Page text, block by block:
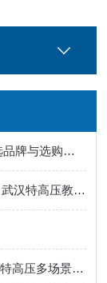
2026超低频高压发生器排行榜：全国优选品牌与选购全攻略
化工行业高压开关综合测试仪选型指南，武汉特高压教你避开采购雷区​
0.1Hz 超低频高压发生器品牌推荐：武汉特高压多场景适配，化工测试更省心